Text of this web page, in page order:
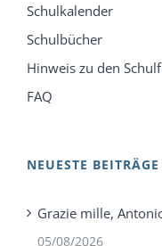
Schulkalender
Schulbücher
Hinweis zu den
FAQ
NEUESTE BEITRÄGE
Grazie mille,
05/08/2026